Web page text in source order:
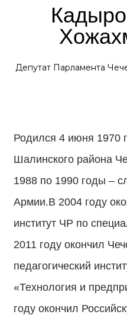
Депутат Парламента
Родился 4 июня 1970
Шалинского района
1988 по 1990 годы –
Армии.В 2004 году
институт ЧР по
2011 году окончил
педагогический
«Технология и
году окончил